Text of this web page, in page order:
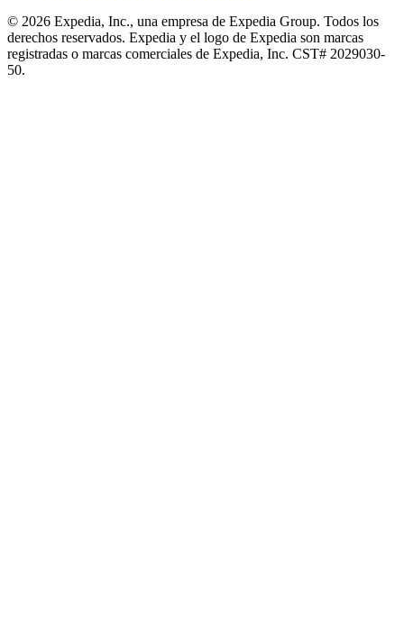
© 2026 Expedia, Inc., una empresa de Expedia Group. Todos los
derechos reservados. Expedia y el logo de Expedia son marcas
registradas o marcas comerciales de Expedia, Inc. CST# 2029030-
50.